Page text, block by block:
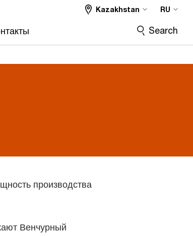
Kazakhstan RU
Search
производства
Венчурный